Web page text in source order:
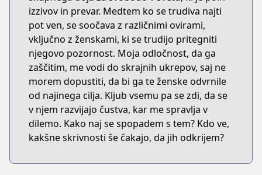
izzivov in prevar. Medtem ko se trudiva najti
pot ven, se soočava z različnimi ovirami,
vključno z ženskami, ki se trudijo pritegniti
njegovo pozornost. Moja odločnost, da ga
zaščitim, me vodi do skrajnih ukrepov, saj ne
morem dopustiti, da bi ga te ženske odvrnile
od najinega cilja. Kljub vsemu pa se zdi, da se
v njem razvijajo čustva, kar me spravlja v
dilemo. Kako naj se spopadem s tem? Kdo ve,
kakšne skrivnosti še čakajo, da jih odkrijem?